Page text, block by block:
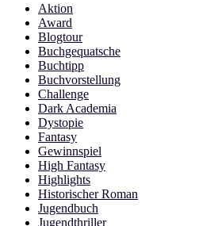
Aktion
Award
Blogtour
Buchgequatsche
Buchtipp
Buchvorstellung
Challenge
Dark Academia
Dystopie
Fantasy
Gewinnspiel
High Fantasy
Highlights
Historischer Roman
Jugendbuch
Jugendthriller